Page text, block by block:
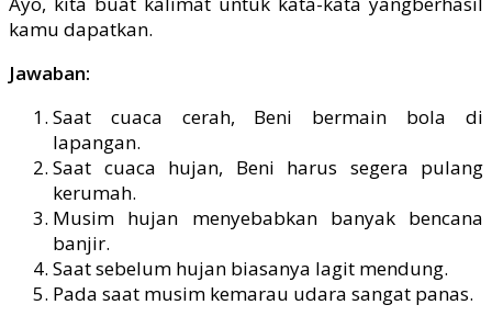
kamu dapatkan.
Jawaban:
Saat cuaca cerah, Beni bermain bola di
lapangan.
Saat cuaca hujan, Beni harus segera pulang
kerumah.
Musim hujan menyebabkan banyak bencana
banjir.
Saat sebelum hujan biasanya lagit mendung.
Pada saat musim kemarau udara sangat panas.